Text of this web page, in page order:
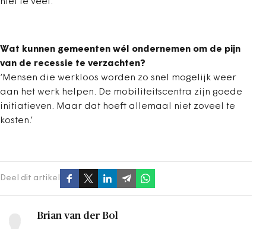
Wat kunnen gemeenten wél ondernemen om de pijn
van de recessie te verzachten?
‘Mensen die werkloos worden zo snel mogelijk weer
aan het werk helpen. De mobiliteitscentra zijn goede
initiatieven. Maar dat hoeft allemaal niet zoveel te
kosten.’
Deel dit artikel
Brian van der Bol